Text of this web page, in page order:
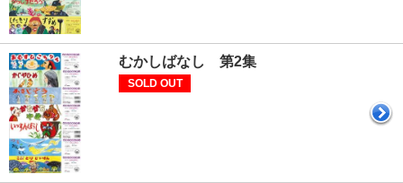
むかしばなし 第2集
SOLD OUT